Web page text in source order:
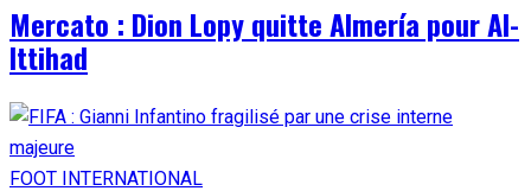
Mercato : Dion Lopy quitte Almería pour Al-
Ittihad
FOOT INTERNATIONAL